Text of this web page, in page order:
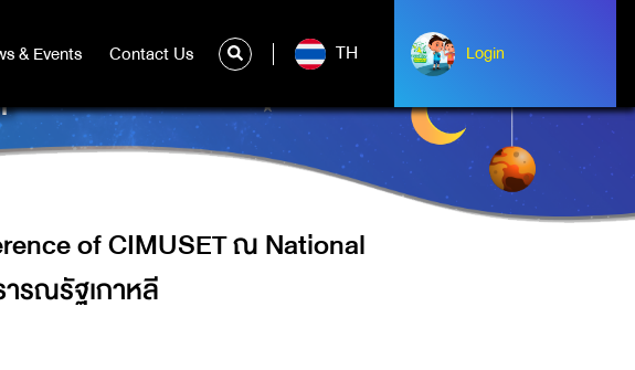
& Events Contact Us
& Events Contact Us TH Login
Login
AVIATION MUSEUM OF KOREA
of CIMUSET ณ National
รณรัฐเกาหลี